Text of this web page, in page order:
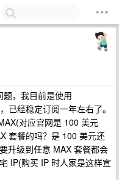
，我目前是使用
已经稳定订阅一年左右了。
对应官网是 100 美元
套餐的吗？是 100 美元还
升级到任意 MAX 套餐都会
IP(购买 IP 时人家是这样宣